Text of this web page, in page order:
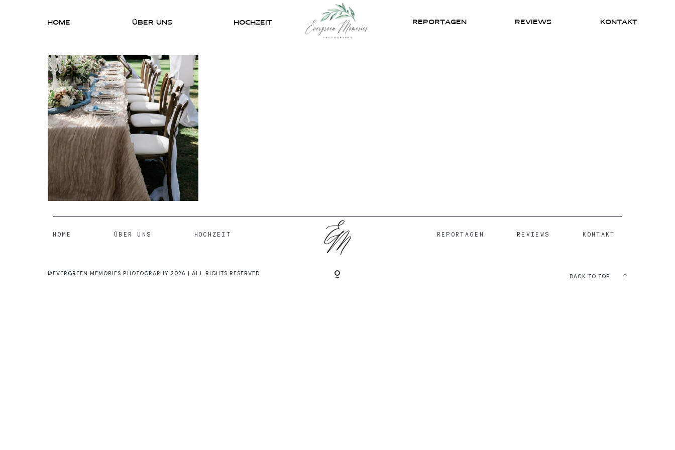
REPORTAGEN REVIEWS KONTAKT
HOME ÜBER UNS HOCHZEIT
HOME ÜBER UNS HOCHZEIT REPORTAGEN REVIEWS KONTAKT
©EVERGREEN MEMORIES PHOTOGRAPHY 2026 | ALL RIGHTS RESERVED BACK TO TOP